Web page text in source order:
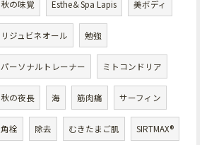
秋の味覚 Esthe＆Spa Lapis 美ボディ
リジュビネオール 勉強
パーソナルトレーナー ミトコンドリア
秋の夜長 海 筋肉痛 サーフィン
角栓 除去 むきたまご肌 SIRTMAX®